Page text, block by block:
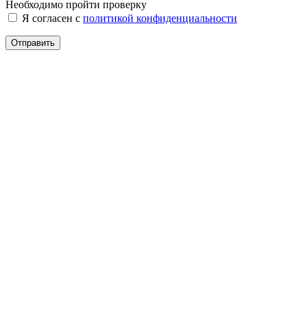
Необходимо пройти проверку
Я согласен с политикой конфиденциальности
Отправить